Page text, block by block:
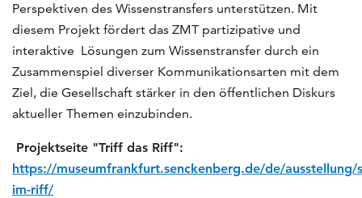
Perspektiven des Wissenstransfers unterstützen. Mit
diesem Projekt fördert das ZMT partizipative und
interaktive Lösungen zum Wissenstransfer durch ein
Zusammenspiel diverser Kommunikationsarten mit dem
Ziel, die Gesellschaft stärker in den öffentlichen Diskurs
aktueller Themen einzubinden.
Projektseite "Triff das Riff":
https://museumfrankfurt.senckenberg.de/de/
im-riff/